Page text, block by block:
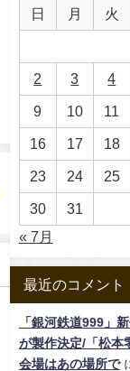
日 月 火
2 3 4
9 10 11
16 17 18
23 24 25
30
31
« 7月
最近のコメント
「銀河鉄道999」
が製作決定/「松本
会場はあの場所で